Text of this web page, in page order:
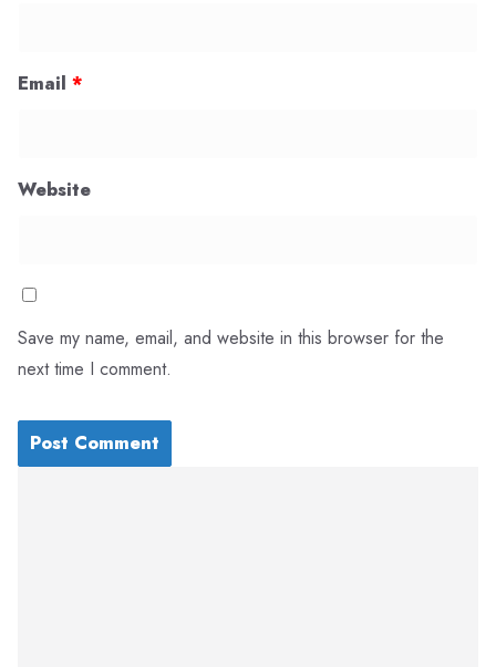
Email *
Website
Save my name, email, and website in this browser for the
next time I comment.